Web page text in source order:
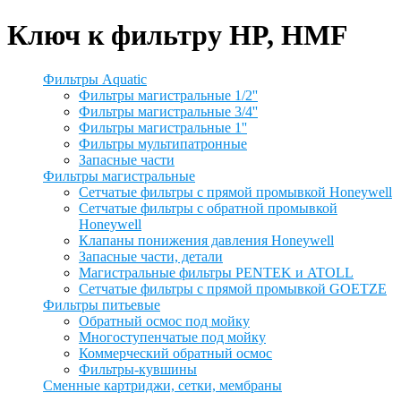
Ключ к фильтру HP, HMF
Фильтры Aquatic
Фильтры магистральные 1/2''
Фильтры магистральные 3/4''
Фильтры магистральные 1''
Фильтры мультипатронные
Запасные части
Фильтры магистральные
Сетчатые фильтры с прямой промывкой Honeywell
Сетчатые фильтры с обратной промывкой
Honeywell
Клапаны понижения давления Honeywell
Запасные части, детали
Магистральные фильтры PENTEK и ATOLL
Сетчатые фильтры с прямой промывкой GOETZE
Фильтры питьевые
Обратный осмос под мойку
Многоступенчатые под мойку
Коммерческий обратный осмос
Фильтры-кувшины
Сменные картриджи, сетки, мембраны